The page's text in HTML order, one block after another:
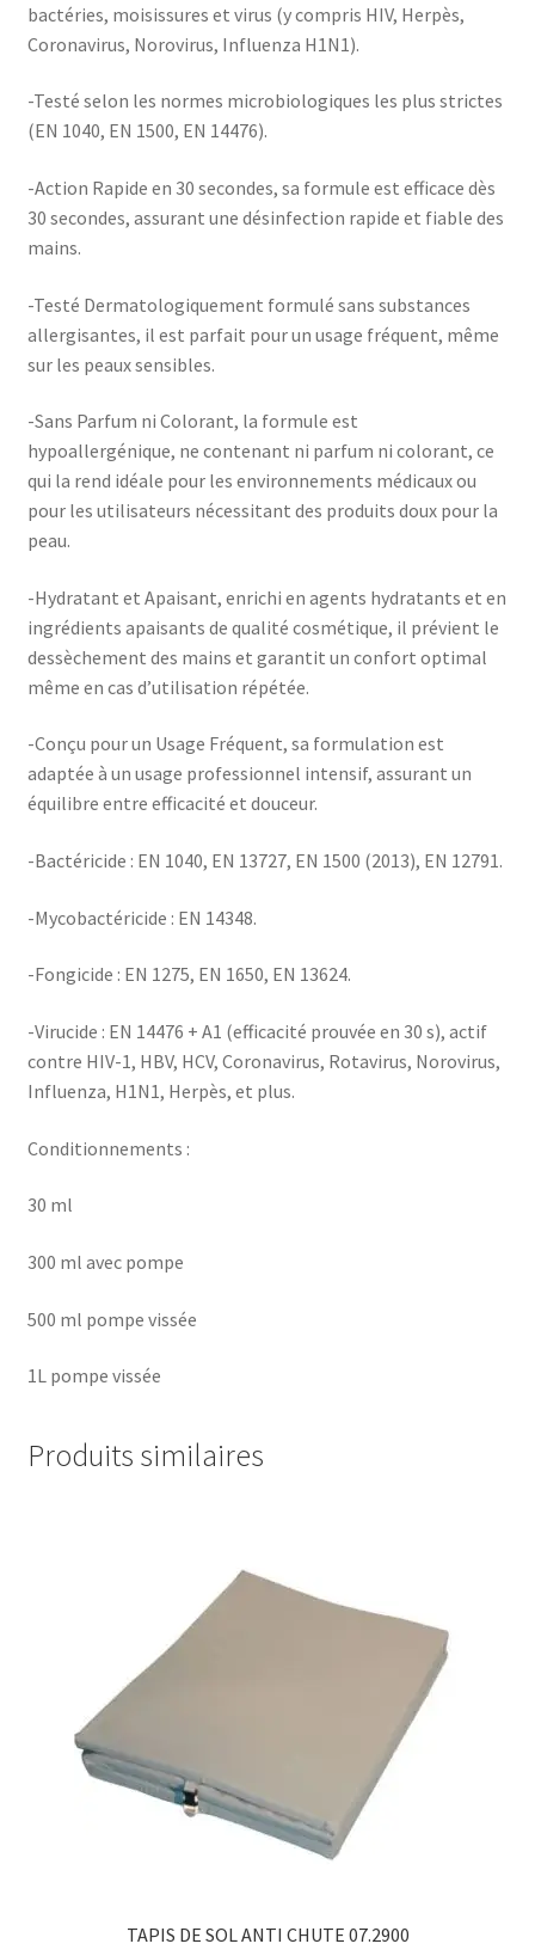
bactéries, moisissures et virus (y compris HIV, Herpès,
Coronavirus, Norovirus, Influenza H1N1).
-Testé selon les normes microbiologiques les plus strictes
(EN 1040, EN 1500, EN 14476).
-Action Rapide en 30 secondes, sa formule est efficace dès
30 secondes, assurant une désinfection rapide et fiable des
mains.
-Testé Dermatologiquement formulé sans substances
allergisantes, il est parfait pour un usage fréquent, même
sur les peaux sensibles.
-Sans Parfum ni Colorant, la formule est
hypoallergénique, ne contenant ni parfum ni colorant, ce
qui la rend idéale pour les environnements médicaux ou
pour les utilisateurs nécessitant des produits doux pour la
peau.
-Hydratant et Apaisant, enrichi en agents hydratants et en
ingrédients apaisants de qualité cosmétique, il prévient le
dessèchement des mains et garantit un confort optimal
même en cas d’utilisation répétée.
-Conçu pour un Usage Fréquent, sa formulation est
adaptée à un usage professionnel intensif, assurant un
équilibre entre efficacité et douceur.
-Bactéricide : EN 1040, EN 13727, EN 1500 (2013), EN 12791.
-Mycobactéricide : EN 14348.
-Fongicide : EN 1275, EN 1650, EN 13624.
-Virucide : EN 14476 + A1 (efficacité prouvée en 30 s), actif
contre HIV-1, HBV, HCV, Coronavirus, Rotavirus, Norovirus,
Influenza, H1N1, Herpès, et plus.
Conditionnements :
30 ml
300 ml avec pompe
500 ml pompe vissée
1L pompe vissée
Produits similaires
TAPIS DE SOL ANTI CHUTE 07.2900